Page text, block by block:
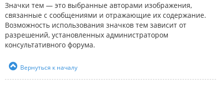
Значки тем — это выбранные авторами изображения,
связанные с сообщениями и отражающие их содержание.
Возможность использования значков тем зависит от
разрешений, установленных администратором
консультативного форума.
Вернуться к началу